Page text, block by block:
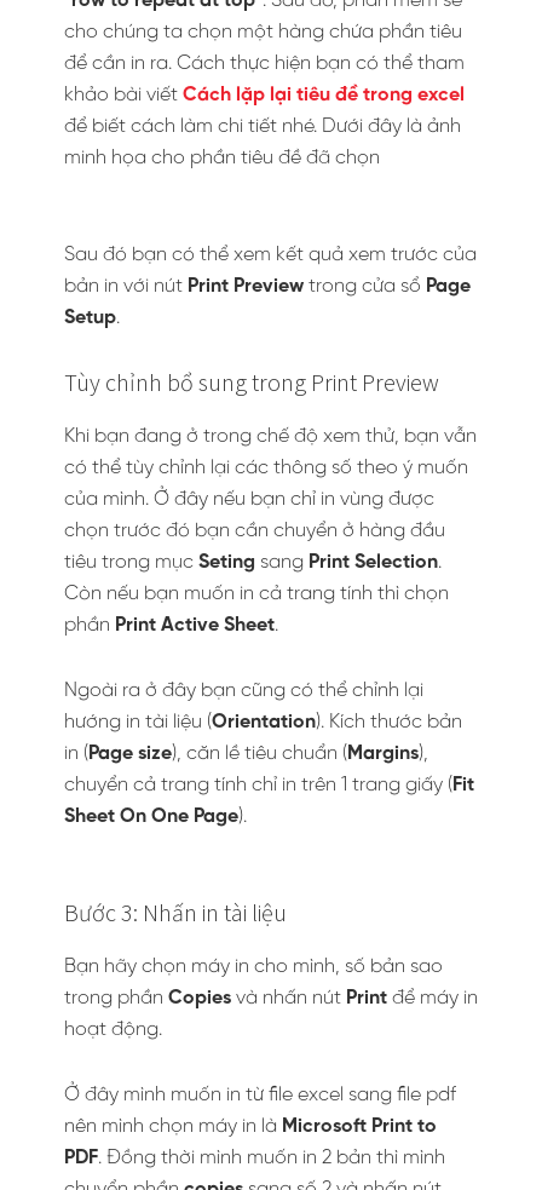
cho chúng ta chọn một hàng chứa phần tiêu
để cần in ra. Cách thực hiện bạn có thể tham
khảo bài viết Cách lặp lại tiêu đề trong excel
để biết cách làm chi tiết nhé. Dưới đây là ảnh
minh họa cho phần tiêu đề đã chọn
Sau đó bạn có thể xem kết quả xem trước của
bản in với nút Print Preview trong cửa sổ Page
Setup.
Tùy chỉnh bổ sung trong Print Preview
Khi bạn đang ở trong chế độ xem thử, bạn vẫn
có thể tùy chỉnh lại các thông số theo ý muốn
của mình. Ở đây nếu bạn chỉ in vùng được
chọn trước đó bạn cần chuyển ở hàng đầu
tiêu trong mục Seting sang Print Selection.
Còn nếu bạn muốn in cả trang tính thì chọn
phần Print Active Sheet.
Ngoài ra ở đây bạn cũng có thể chỉnh lại
hướng in tài liệu (Orientation). Kích thước bản
in ( Page size), căn lề tiêu chuẩn ( Margins),
chuyển cả trang tính chỉ in trên 1 trang giấy ( Fit
Sheet On One Page).
Bước 3: Nhấn in tài liệu
Bạn hãy chọn máy in cho mình, số bản sao
trong phần Copies và nhấn nút Print để máy in
hoạt động.
Ở đây mình muốn in từ file excel sang file pdf
nên mình chọn máy in là Microsoft Print to
PDF. Đồng thời mình muốn in 2 bản thì mình